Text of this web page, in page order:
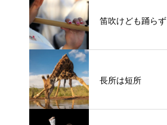
笛吹けども踊らず
長所は短所